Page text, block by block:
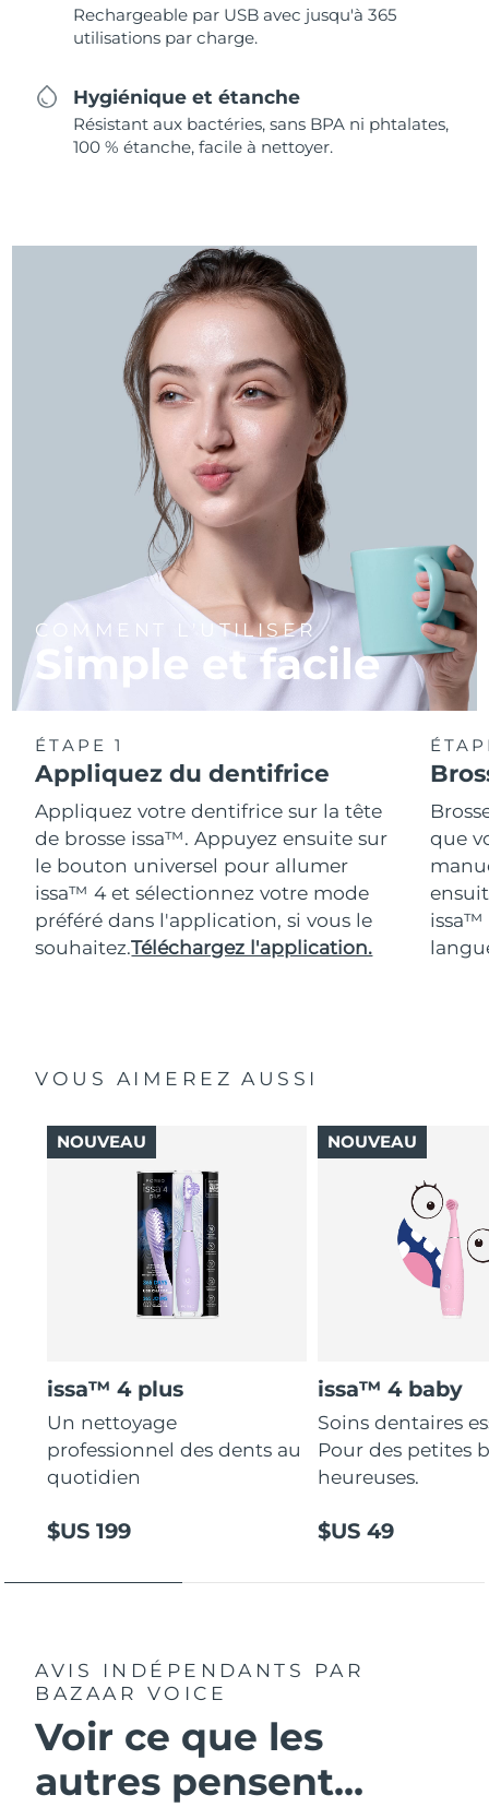
Rechargeable par USB avec jusqu'à 365
utilisations par charge.
Hygiénique et étanche
Résistant aux bactéries, sans BPA ni phtalates,
100 % étanche, facile à nettoyer.
COMMENT L'UTILISER
Simple et facile
ÉTAPE 1
Appliquez du dentifrice
Appliquez votre dentifrice sur la tête
de brosse issa™. Appuyez ensuite sur
le bouton universel pour allumer
issa™ 4 et sélectionnez votre mode
préféré dans l'application, si vous le
souhaitez.Téléchargez l'application.
que
issa™
VOUS AIMEREZ AUSSI
issa™ 4 plus
Un nettoyage
professionnel des dents au
quotidien
$US 199
NOUVEAU
issa™ 4 baby
Soins dentaires
Pour des petites
heureuses.
$US 49
NOUVEAU
AVIS INDÉPENDANTS
PAR
BAZAAR VOICE
Voir ce que les
autres pensent...